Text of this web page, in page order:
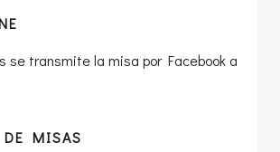
se transmite la misa por Facebook a
DE MISAS